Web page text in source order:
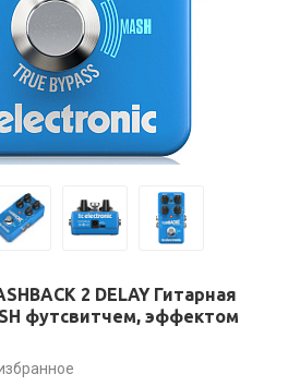
2 DELAY Гитарная
футсвитчем, эффектом